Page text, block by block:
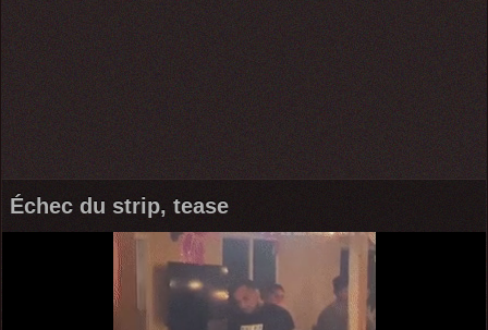
Échec du strip, tease